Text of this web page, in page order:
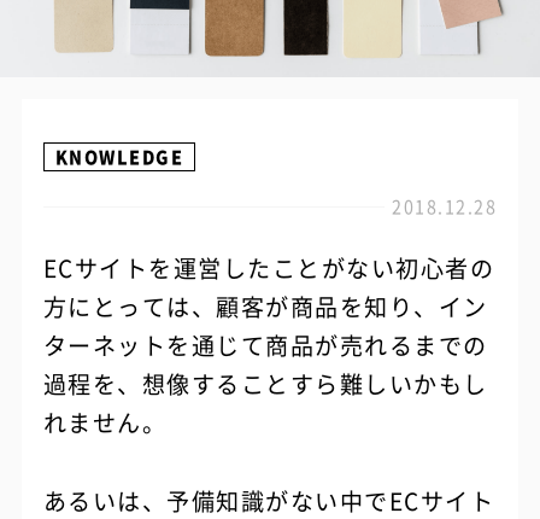
KNOWLEDGE
2018.12.28
ECサイトを運営したことがない初心者の
方にとっては、顧客が商品を知り、イン
ターネットを通じて商品が売れるまでの
過程を、想像することすら難しいかもし
れません。
あるいは、予備知識がない中でECサイト